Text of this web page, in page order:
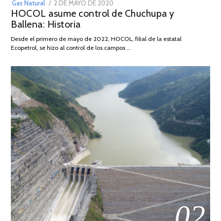
Gas Natural
POSTED
ON
2 DE MAYO DE 2020
DE
2026
HOCOL asume control de Chuchupa y
Ballena: Historia
Desde el primero de mayo de 2022, HOCOL, filial de la estatal
Ecopetrol, se hizo al control de los campos …